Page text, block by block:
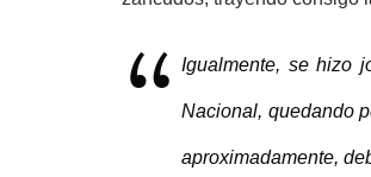
Igualmente, se hizo
Nacional, quedando
aproximadamente,